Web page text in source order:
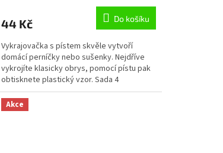
44 Kč Do košíku
Vykrajovačka s pístem skvěle vytvoří
domácí perníčky nebo sušenky. Nejdříve
vykrojíte klasicky obrys, pomocí pístu pak
obtisknete plastický vzor. Sada 4
velikonočních tvarů –...
Akce